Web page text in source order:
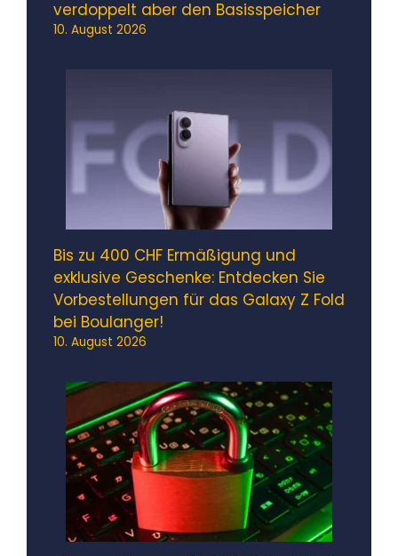
verdoppelt aber den Basisspeicher
10. August 2026
Bis zu 400 CHF Ermäßigung und
exklusive Geschenke: Entdecken Sie
Vorbestellungen für das Galaxy Z Fold
bei Boulanger!
10. August 2026